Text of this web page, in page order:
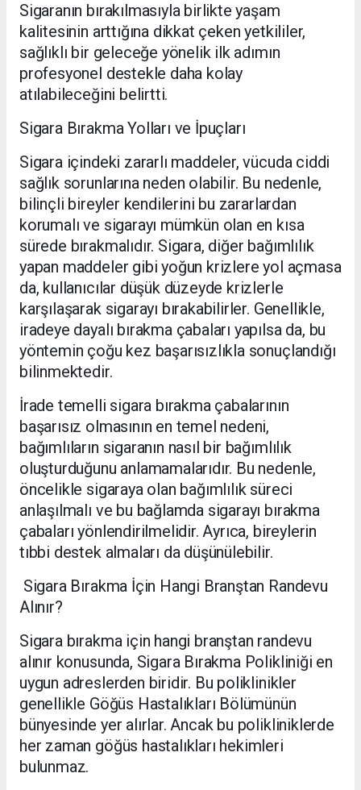
Sigaranın bırakılmasıyla birlikte yaşam
kalitesinin arttığına dikkat çeken yetkililer,
sağlıklı bir geleceğe yönelik ilk adımın
profesyonel destekle daha kolay
atılabileceğini belirtti.
Sigara Bırakma Yolları ve İpuçları
Sigara içindeki zararlı maddeler, vücuda ciddi
sağlık sorunlarına neden olabilir. Bu nedenle,
bilinçli bireyler kendilerini bu zararlardan
korumalı ve sigarayı mümkün olan en kısa
sürede bırakmalıdır. Sigara, diğer bağımlılık
yapan maddeler gibi yoğun krizlere yol açmasa
da, kullanıcılar düşük düzeyde krizlerle
karşılaşarak sigarayı bırakabilirler. Genellikle,
iradeye dayalı bırakma çabaları yapılsa da, bu
yöntemin çoğu kez başarısızlıkla sonuçlandığı
bilinmektedir.
İrade temelli sigara bırakma çabalarının
başarısız olmasının en temel nedeni,
bağımlıların sigaranın nasıl bir bağımlılık
oluşturduğunu anlamamalarıdır. Bu nedenle,
öncelikle sigaraya olan bağımlılık süreci
anlaşılmalı ve bu bağlamda sigarayı bırakma
çabaları yönlendirilmelidir. Ayrıca, bireylerin
tıbbi destek almaları da düşünülebilir.
Sigara Bırakma İçin Hangi Branştan Randevu
Alınır?
Sigara bırakma için hangi branştan randevu
alınır konusunda, Sigara Bırakma Polikliniği en
uygun adreslerden biridir. Bu poliklinikler
genellikle Göğüs Hastalıkları Bölümünün
bünyesinde yer alırlar. Ancak bu polikliniklerde
her zaman göğüs hastalıkları hekimleri
bulunmaz.